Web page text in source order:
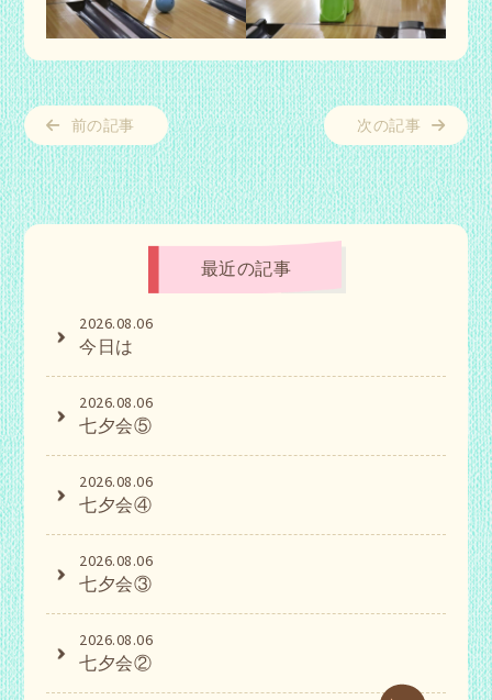
前の記事 次の記事
最近の記事
2026.08.06
今日は
2026.08.06
七夕会⑤
2026.08.06
七夕会④
2026.08.06
七夕会③
2026.08.06
七夕会②